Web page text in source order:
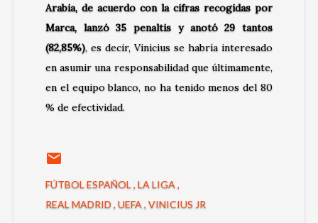
Arabia, de acuerdo con la cifras recogidas por
Marca, lanzó 35 penaltis y anotó 29 tantos
(82,85%), es decir, Vinicius se habría interesado
en asumir una responsabilidad que últimamente,
en el equipo blanco, no ha tenido menos del 80
% de efectividad.
FÚTBOL ESPAÑOL LA LIGA
REAL MADRID UEFA VINICIUS JR